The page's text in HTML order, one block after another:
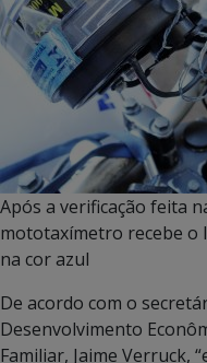
Após a verificação feita
mototaxímetro recebe o
na cor azul
De acordo com o
Desenvolvimento
Familiar, Jaime Verruck,